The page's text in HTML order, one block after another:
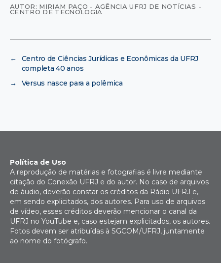
AUTOR: MIRIAM PAÇO - AGÊNCIA UFRJ DE NOTÍCIAS -
CENTRO DE TECNOLOGIA
←
Centro de Ciências Jurídicas e Econômicas da UFRJ
completa 40 anos
→
Versus nasce para a polêmica
Política de Uso
A reprodução de matérias e fotografias é livre mediante
citação do Conexão UFRJ e do autor. No caso de arquivos
de áudio, deverão constar os créditos da Rádio UFRJ e,
em sendo explicitados, dos autores. Para uso de arquivos
de vídeo, esses créditos deverão mencionar o canal da
UFRJ no YouTube e, caso estejam explicitados, os autores.
Fotos devem ser atribuídas à SGCOM/UFRJ, juntamente
ao nome do fotógrafo.